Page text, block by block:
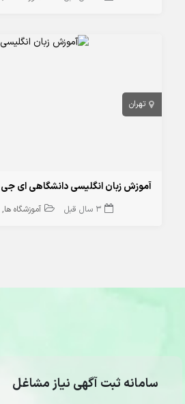
تهران
3 سال قبل آموزشگاه ها
سامانه ثبت آگهی نیاز مشاغل